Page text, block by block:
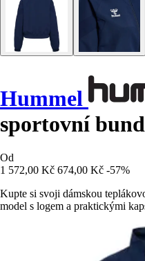
Hummel
sportovní
Od
1 572,00 Kč 674,00 Kč -57%
Kupte si svoji dámskou
model s logem a praktickými